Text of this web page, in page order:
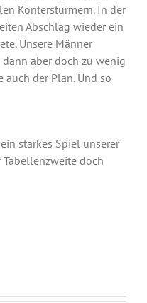
Konterstürmern. In der
Abschlag wieder ein
Unsere Männer
aber doch zu wenig
der Plan. Und so
starkes Spiel unserer
doch